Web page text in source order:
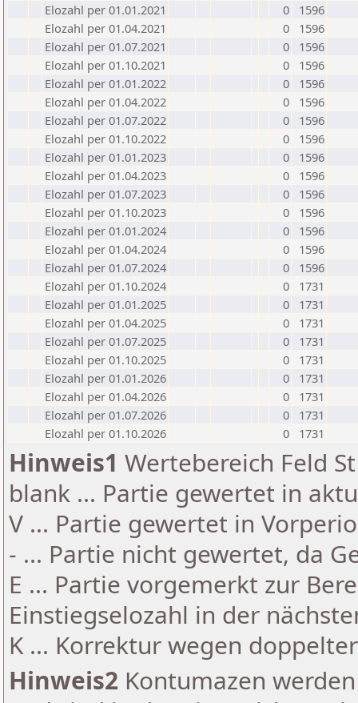
Elozahl per 01.01.2021
0
1596
Elozahl per 01.04.2021
0
1596
Elozahl per 01.07.2021
0
1596
Elozahl per 01.10.2021
0
1596
Elozahl per 01.01.2022
0
1596
Elozahl per 01.04.2022
0
1596
Elozahl per 01.07.2022
0
1596
Elozahl per 01.10.2022
0
1596
Elozahl per 01.01.2023
0
1596
Elozahl per 01.04.2023
0
1596
Elozahl per 01.07.2023
0
1596
Elozahl per 01.10.2023
0
1596
Elozahl per 01.01.2024
0
1596
Elozahl per 01.04.2024
0
1596
Elozahl per 01.07.2024
0
1596
Elozahl per 01.10.2024
0
1731
Elozahl per 01.01.2025
0
1731
Elozahl per 01.04.2025
0
1731
Elozahl per 01.07.2025
0
1731
Elozahl per 01.10.2025
0
1731
Elozahl per 01.01.2026
0
1731
Elozahl per 01.04.2026
0
1731
Elozahl per 01.07.2026
0
1731
Elozahl per 01.10.2026
0 1731
Hinweis1 Wertebereich Feld
blank ... Partie gewertet in
V ... Partie gewertet in
- ... Partie nicht gewertet, da
E ... Partie vorgemerkt zur
Einstiegselozahl in der
K ... Korrektur wegen
Hinweis2 Kontumazen